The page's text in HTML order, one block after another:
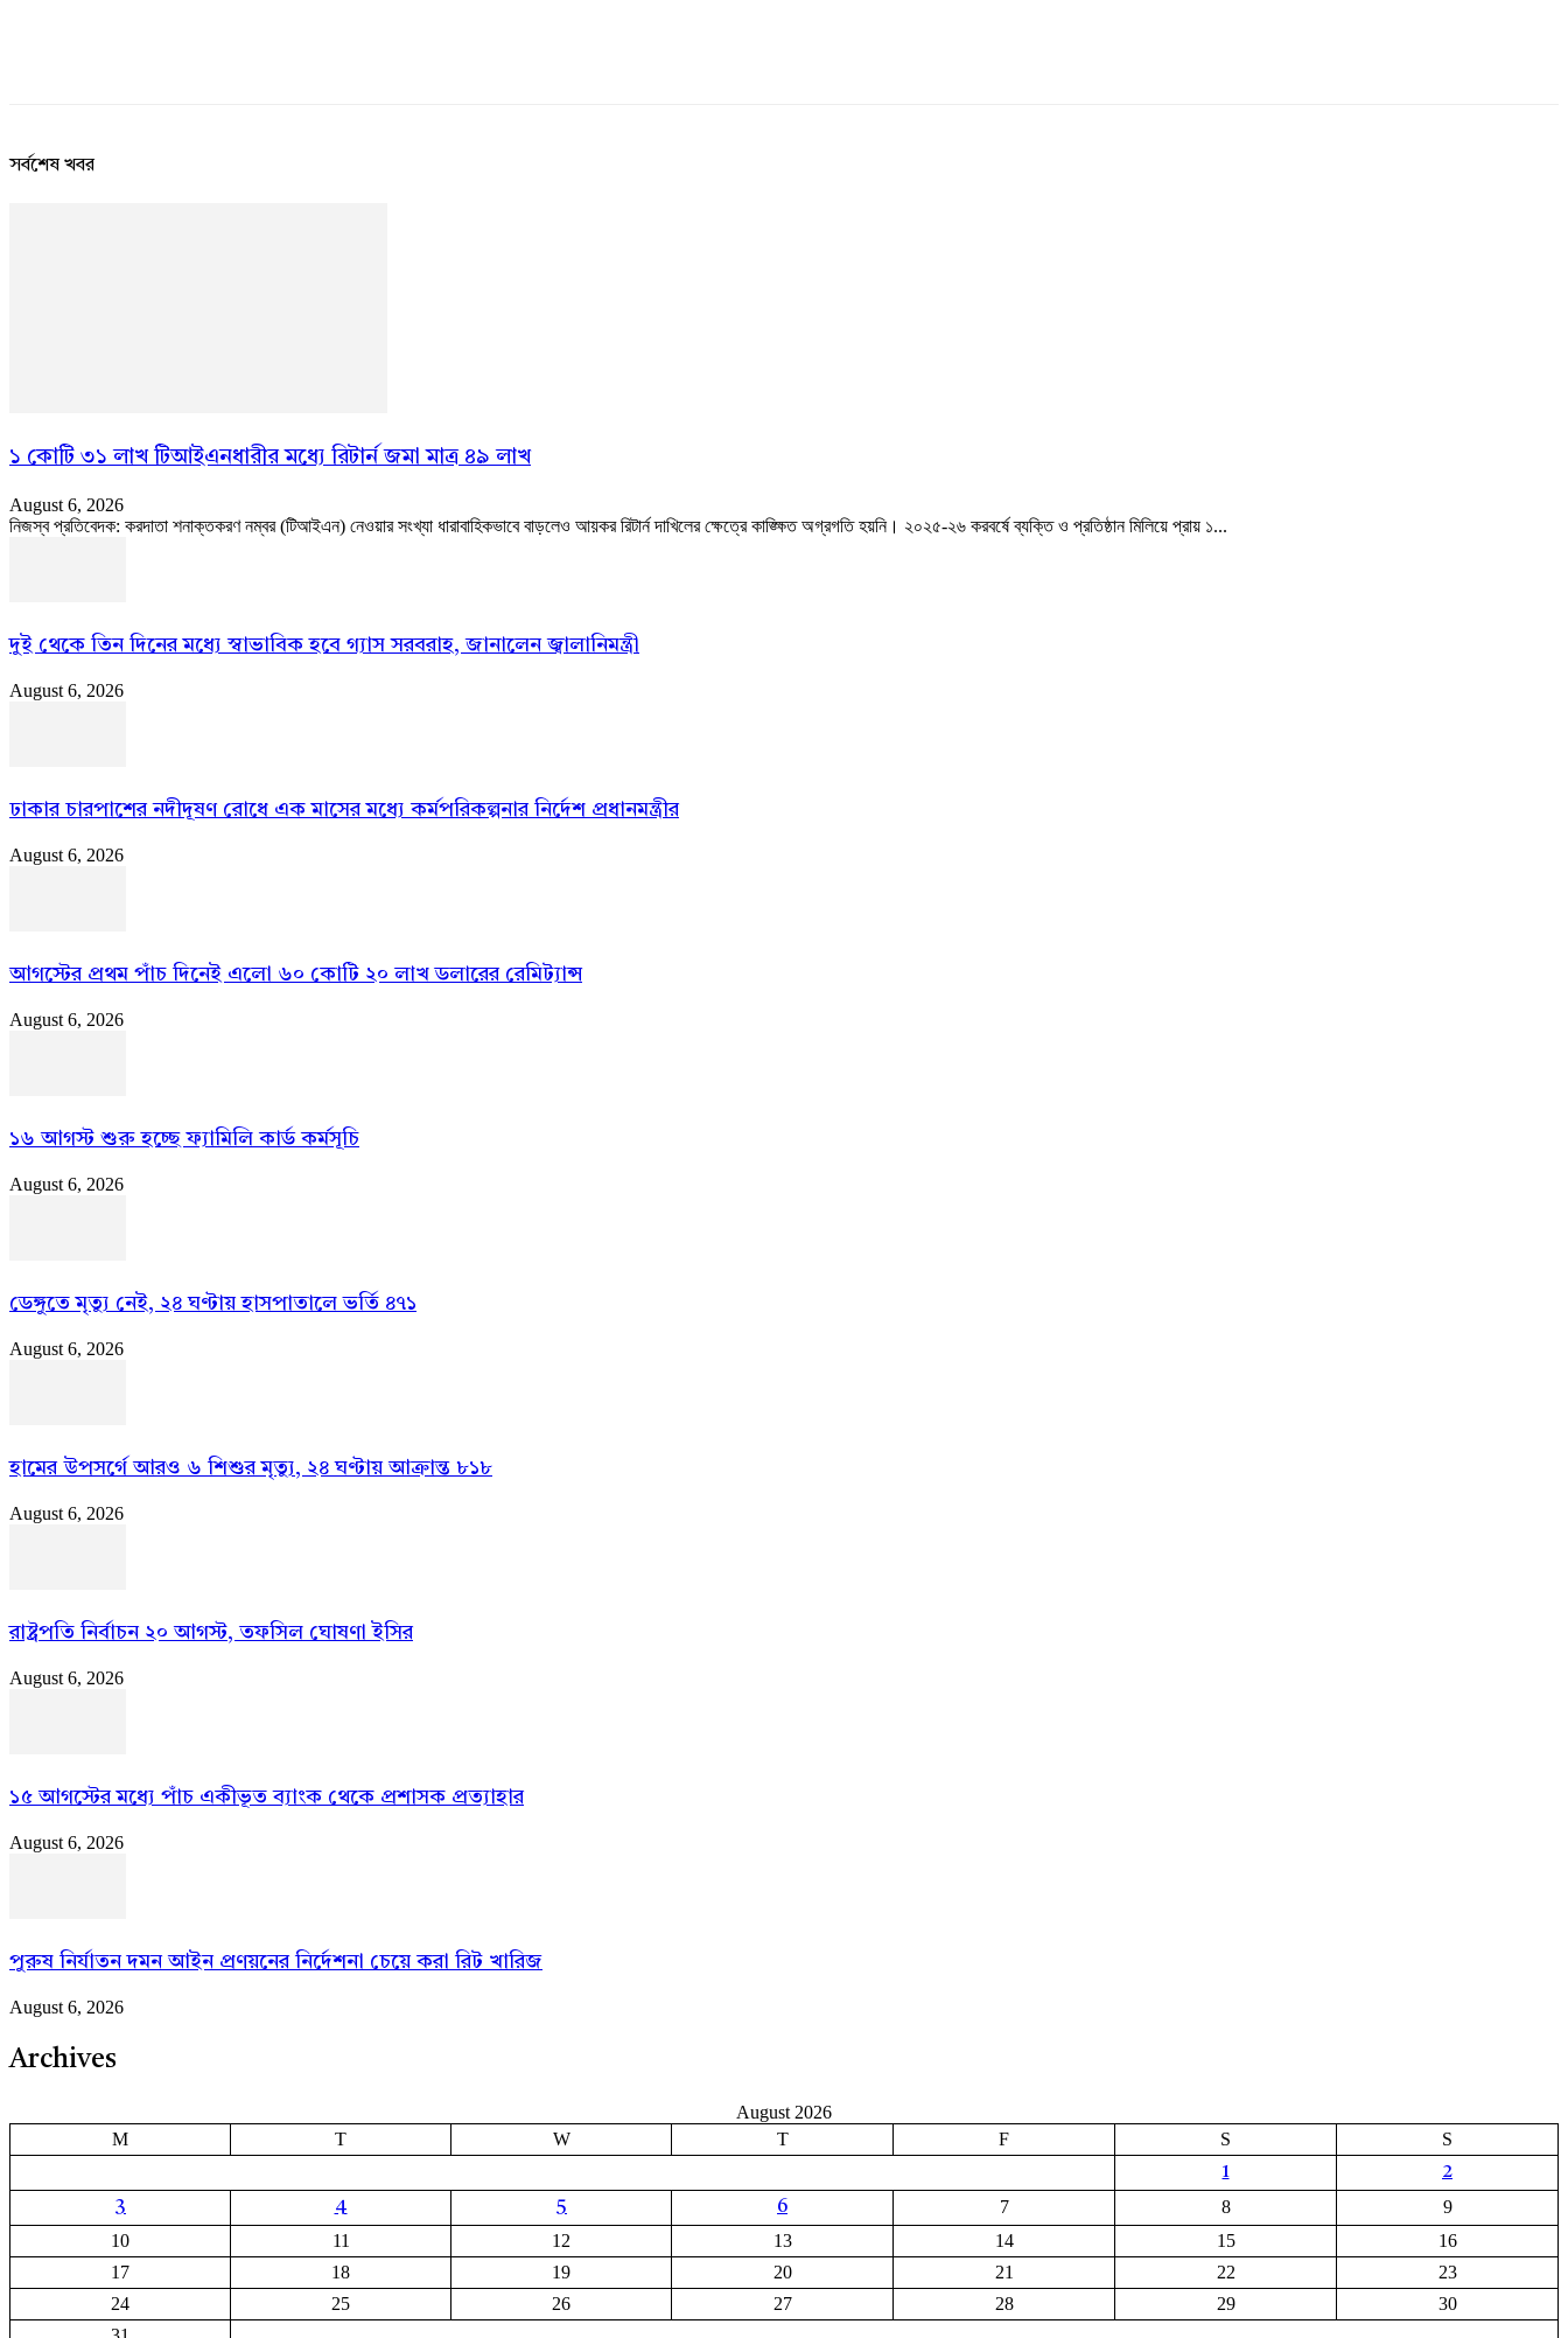
সর্বশেষ খবর
১ কোটি ৩১ লাখ টিআইএনধারীর মধ্যে রিটার্ন জমা মাত্র ৪৯ লাখ
August 6, 2026
নিজস্ব প্রতিবেদক: করদাতা শনাক্তকরণ নম্বর (টিআইএন) নেওয়ার সংখ্যা ধারাবাহিকভাবে বাড়লেও আয়কর রিটার্ন দাখিলের ক্ষেত্রে কাঙ্ক্ষিত অগ্রগতি হয়নি। ২০২৫-২৬ করবর্ষে ব্যক্তি ও প্রতিষ্ঠান মিলিয়ে প্রায় ১...
দুই থেকে তিন দিনের মধ্যে স্বাভাবিক হবে গ্যাস সরবরাহ, জানালেন জ্বালানিমন্ত্রী
August 6, 2026
ঢাকার চারপাশের নদীদূষণ রোধে এক মাসের মধ্যে কর্মপরিকল্পনার নির্দেশ প্রধানমন্ত্রীর
August 6, 2026
আগস্টের প্রথম পাঁচ দিনেই এলো ৬০ কোটি ২০ লাখ ডলারের রেমিট্যান্স
August 6, 2026
১৬ আগস্ট শুরু হচ্ছে ফ্যামিলি কার্ড কর্মসূচি
August 6, 2026
ডেঙ্গুতে মৃত্যু নেই, ২৪ ঘণ্টায় হাসপাতালে ভর্তি ৪৭১
August 6, 2026
হামের উপসর্গে আরও ৬ শিশুর মৃত্যু, ২৪ ঘণ্টায় আক্রান্ত ৮১৮
August 6, 2026
রাষ্ট্রপতি নির্বাচন ২০ আগস্ট, তফসিল ঘোষণা ইসির
August 6, 2026
১৫ আগস্টের মধ্যে পাঁচ একীভূত ব্যাংক থেকে প্রশাসক প্রত্যাহার
August 6, 2026
পুরুষ নির্যাতন দমন আইন প্রণয়নের নির্দেশনা চেয়ে করা রিট খারিজ
August 6, 2026
Archives
August 2026
M
T W T F S S
1
2
3
4 5 6 7 8
9
10
11 12 13 14 15
16
17
18 19 20 21 22
23
24
25 26 27 28 29
30